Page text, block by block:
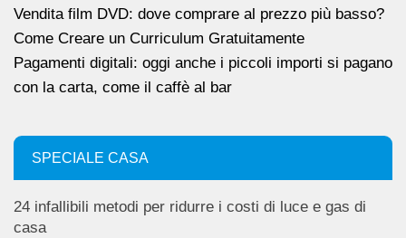
Vendita film DVD: dove comprare al prezzo più basso?
Come Creare un Curriculum Gratuitamente
Pagamenti digitali: oggi anche i piccoli importi si pagano
con la carta, come il caffè al bar
SPECIALE CASA
24 infallibili metodi per ridurre i costi di luce e gas di
casa